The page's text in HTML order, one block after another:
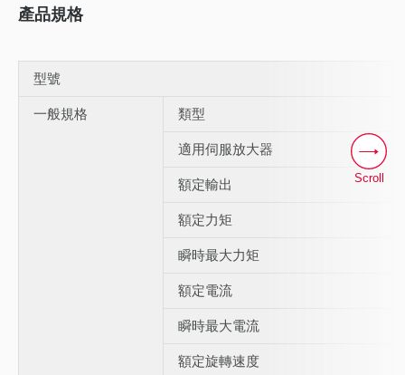
產品規格
型號
一般規格 類型
適用伺服放大器
額定輸出
額定力矩
瞬時最大力矩
額定電流
瞬時最大電流
額定旋轉速度
Scroll